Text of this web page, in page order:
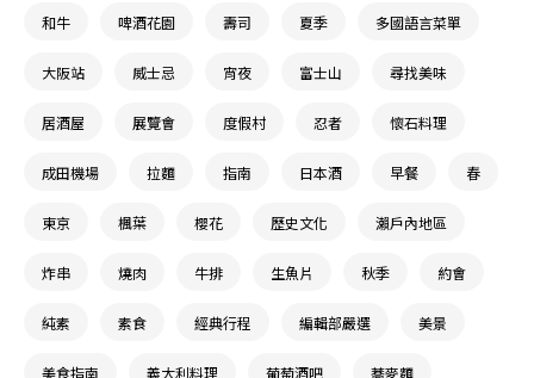
和牛 啤酒花園 壽司 夏季 多國語言菜單
大阪站 威士忌 宵夜 富士山 尋找美味
居酒屋 展覽會 度假村 忍者 懷石料理
成田機場 拉麵 指南 日本酒 早餐 春
東京 楓葉 櫻花 歷史文化 瀨戶內地區
炸串 燒肉 牛排 生魚片 秋季 約會
純素 素食 經典行程 編輯部嚴選 美景
美食指南 義大利料理 葡萄酒吧 蕎麥麵